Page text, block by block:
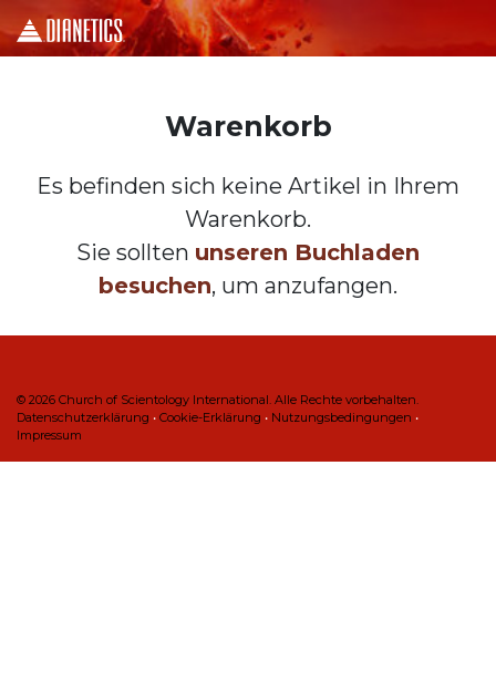
Warenkorb
Es befinden sich keine Artikel in Ihrem
Warenkorb.
Sie sollten unseren Buchladen
besuchen, um anzufangen.
© 2026 Church of Scientology International. Alle Rechte vorbehalten.
Datenschutzerklärung • Cookie-Erklärung • Nutzungsbedingungen •
Impressum